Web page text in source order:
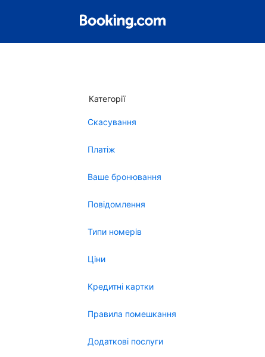
Категорії
Скасування
Платіж
Ваше бронювання
Повідомлення
Типи номерів
Ціни
Кредитні картки
Правила помешкання
Додаткові послуги